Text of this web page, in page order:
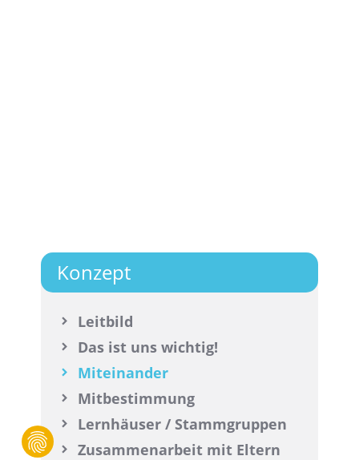
Konzept
Leitbild
Das ist uns wichtig!
Miteinander
Mitbestimmung
Lernhäuser / Stammgruppen
Zusammenarbeit mit Eltern